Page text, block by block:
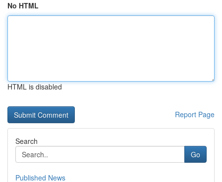
No HTML
HTML is disabled
Report Page
Search
Go
Published News